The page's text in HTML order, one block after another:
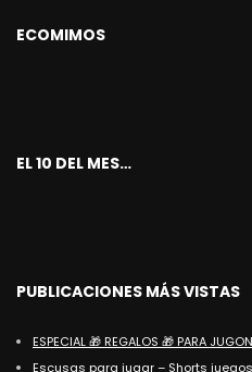
ECOMIMOS
EL 10 DEL MES…
PUBLICACIONES MÁS VISTAS
ESPECIAL 🎁 REGALOS 🎁 PARA
Escusas para jugar – Shorts